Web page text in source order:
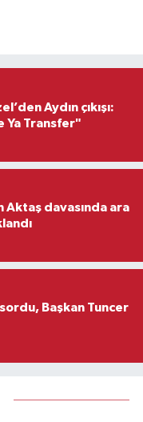
Aydın çıkışı:
Ya Transfer"
Aktaş davasında ara
Başkan Tuncer